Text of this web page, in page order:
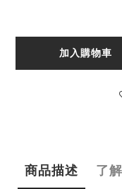
加入購物車
商品描述 了